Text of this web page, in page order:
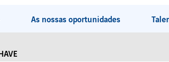
As nossas oportunidades